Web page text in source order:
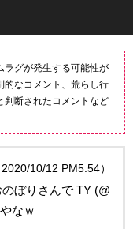
ラグが発生する可能性が
的なコメント、荒らし行
判断されたコメントなど
2020/10/12 PM5:54）
ぼりさんで TY (@
なｗ